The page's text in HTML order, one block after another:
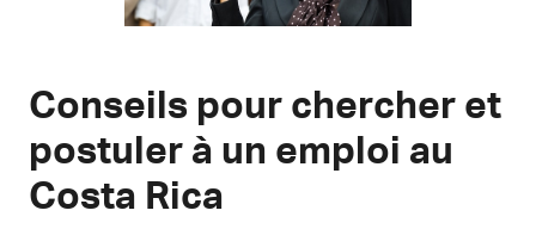
Conseils pour chercher et
postuler à un emploi au
Costa Rica